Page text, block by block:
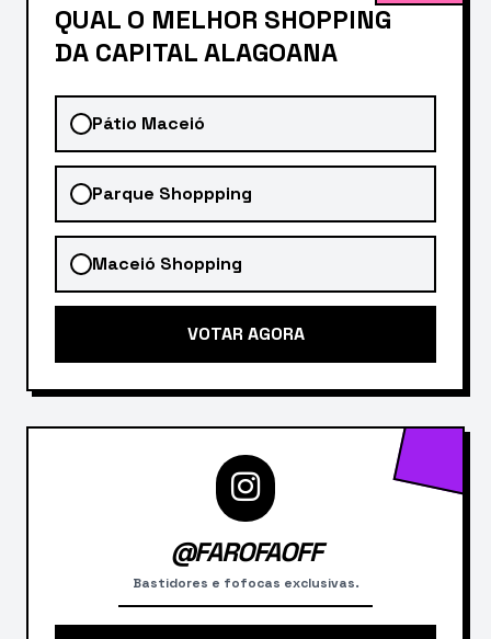
QUAL O MELHOR SHOPPING
DA CAPITAL ALAGOANA
Pátio Maceió
Parque Shoppping
Maceió Shopping
VOTAR AGORA
@FAROFAOFF
Bastidores e fofocas exclusivas.